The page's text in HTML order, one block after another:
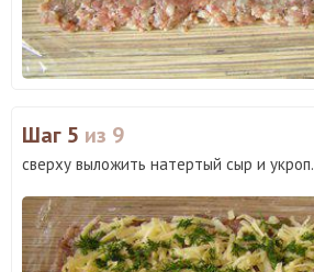
Шаг 5 из 9
сверху выложить натертый сыр и укроп.